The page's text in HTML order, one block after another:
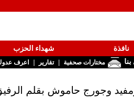
نافذة شهداء الحزب
مختارات صحفية | تقارير | اعرف
ومفيد وجورج حاموش بقلم